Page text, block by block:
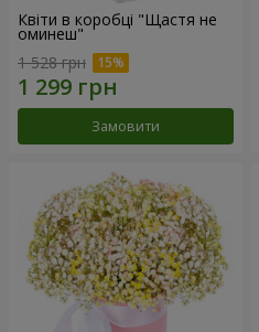
Квіти в коробці "Щастя не
оминеш"
1 528 грн
Замовити